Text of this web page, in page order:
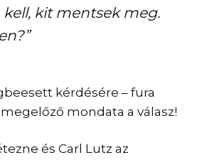
kit mentsek meg.
kérdésére – fura
mondata a válasz!
és Carl Lutz az